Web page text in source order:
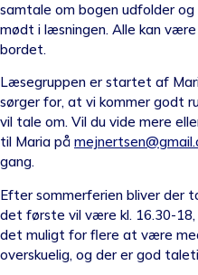
samtale om bogen udfolder og
mødt i læsningen. Alle kan
bordet.
Læsegruppen er startet af
sørger for, at vi kommer godt
vil tale om. Vil du vide mere
til Maria på
gang.
Efter sommerferien bliver der
det første vil være kl. 16.30-
det muligt for flere at være
overskuelig, og der er god